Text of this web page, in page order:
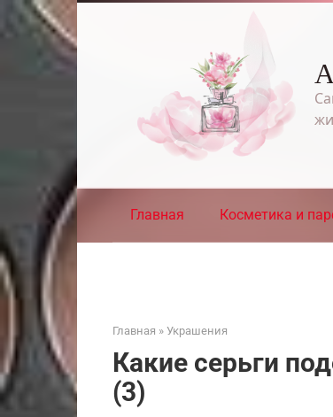
Перейти
к
контенту
Главная Косметика и
Главная » Украшения
Какие серьги
(3)